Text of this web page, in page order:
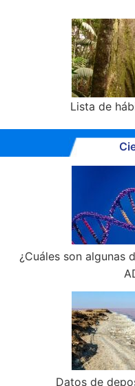
Lista de
¿Cuáles son algunas
Datos de